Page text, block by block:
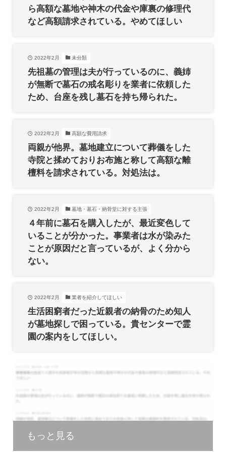
ら高額な墓地や神木の代金や庫裏の修理代
など高額請求されている。やめてほしい
2022年2月 未分類
先祖墓の管理は夫が行っているのに、義姉
が無断で墓石の戒名彫りを業者に依頼した
ため、台座を残し墓石を持ち帰られた。
2022年2月 高額な費用請求
両親が他界。墓地建立について葬儀をした
寺院と揉めておりお布施と称して高額な離
檀料を請求されている。対処法は。
2022年2月 墓地・墓石・納骨堂に対する主張
４年前に墓石を購入したが、最近変色して
いることが分かった。事業者は水が染みた
ことが原因だと言っているが、よく分から
ない。
2022年2月 業者を紹介してほしい
生活困窮者だった近親者の納骨のため知人
が墓地探しで困っている。貴センターで霊
園の案内をしてほしい。
もっと見る